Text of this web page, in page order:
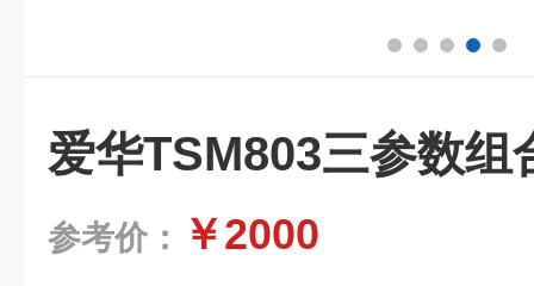
爱华TSM803三参数组
参考价： ￥2000